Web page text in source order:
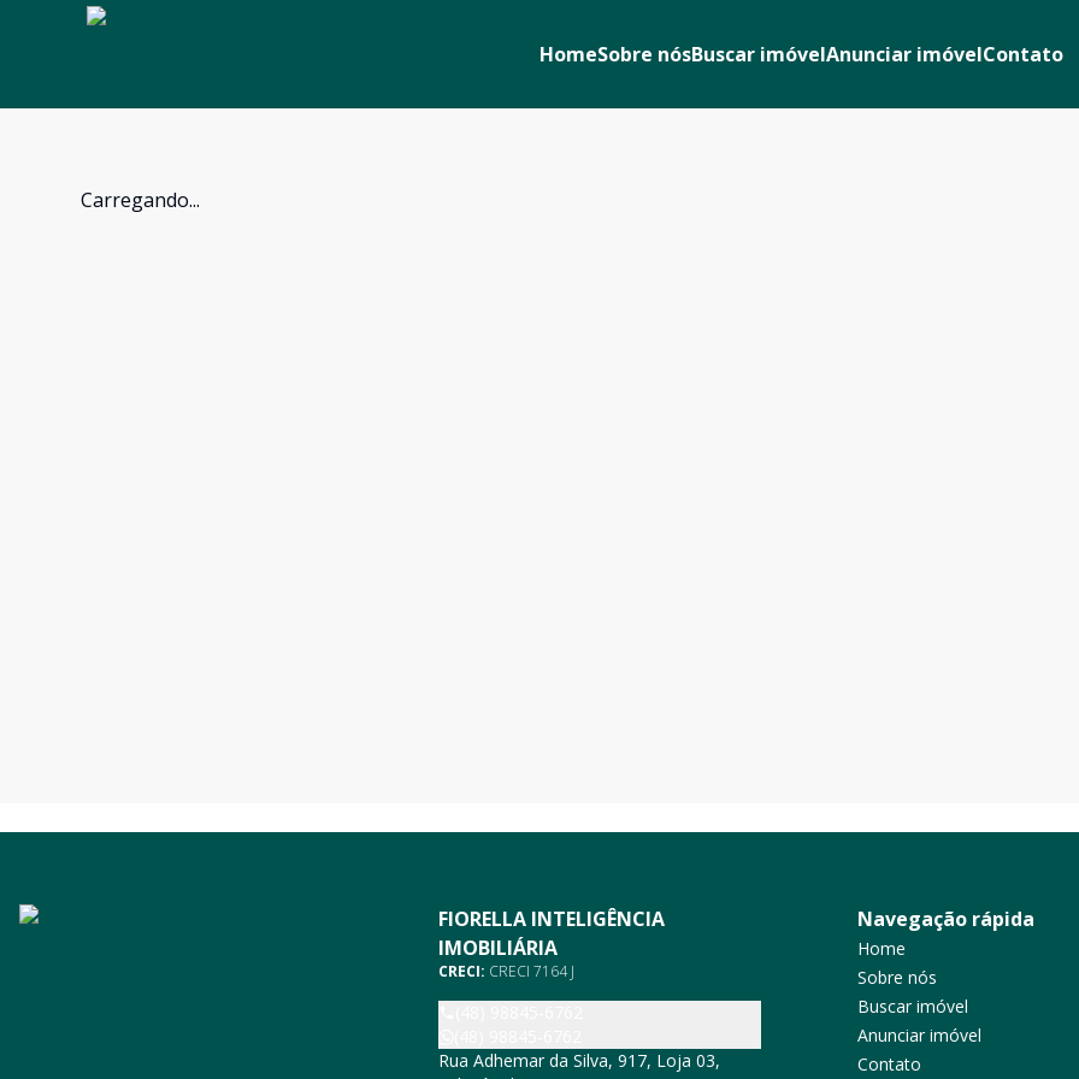
HomeSobre nósBuscar imóvelAnunciar imóvelContato
Carregando...
FIORELLA INTELIGÊNCIA
IMOBILIÁRIA
CRECI: CRECI 7164 J
Rua Adhemar da Silva, 917, Loja 03,
Navegação rápida
Home
Sobre nós
Buscar imóvel
Anunciar imóvel
Contato